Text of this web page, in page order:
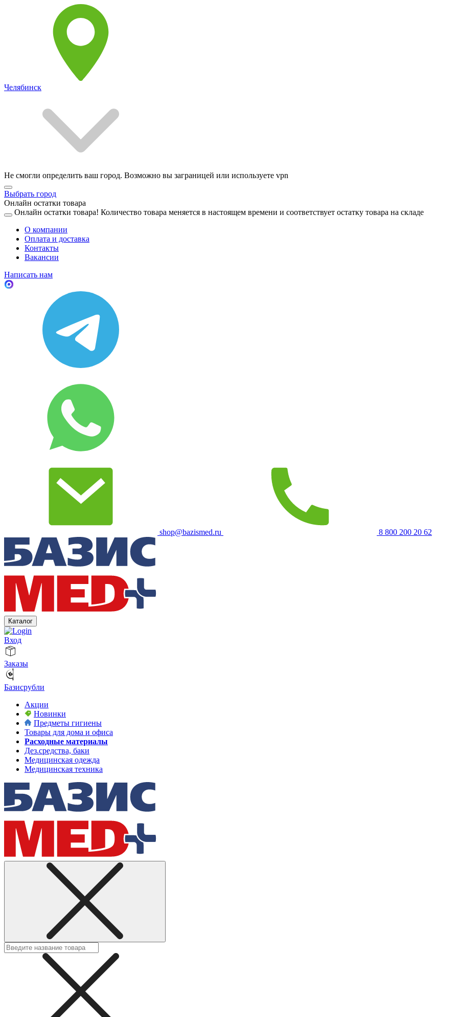
Челябинск
Не смогли определить ваш город. Возможно вы заграницей или используете vpn
Выбрать город
Онлайн остатки товара
Онлайн остатки товара! Количество товара меняется в настоящем времени и соответствует остатку товара на складе
О компании
Оплата и доставка
Контакты
Вакансии
Написать нам
shop@bazismed.ru 8 800 200 20 62
Каталог
Вход
Заказы
Базисрубли
Акции
Новинки
Предметы гигиены
Товары для дома и офиса
Расходные материалы
Дез.средства, баки
Медицинская одежда
Медицинская техника